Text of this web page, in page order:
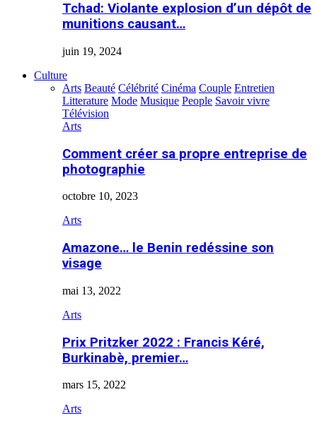
Tchad: Violante explosion d’un dépôt de
munitions causant…
juin 19, 2024
Culture
Arts Beauté Célébrité Cinéma Couple Entretien
Litterature Mode Musique People Savoir vivre
Télévision
Arts
Comment créer sa propre entreprise de
photographie
octobre 10, 2023
Arts
Amazone… le Benin redéssine son
visage
mai 13, 2022
Arts
Prix Pritzker 2022 : Francis Kéré,
Burkinabè, premier…
mars 15, 2022
Arts